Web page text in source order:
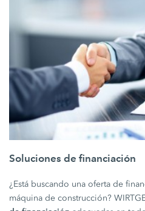
Soluciones de financiación
¿Está buscando una oferta de
máquina de construcción?